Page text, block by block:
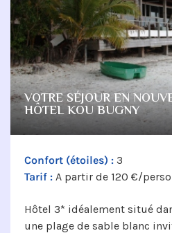
VOTRE SÉJOUR EN
HÔTEL KOU BUGNY
Confort (étoiles) : 3
Tarif : A partir de 120 €/
Hôtel 3* idéalement situé
une plage de sable blanc